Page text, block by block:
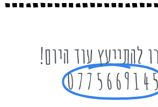
להתייעץ עוד היום!